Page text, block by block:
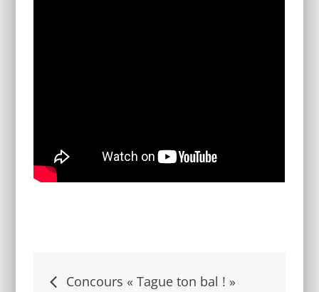
Navigation
Concours « Tague ton bal ! »